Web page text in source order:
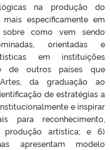
na produção do
especificamente em
como vem sendo
orientadas e
em instituições
de outros países que
da graduação ao
de estratégias a
e inspirar
para reconhecimento,
artística; e 6)
apresentam modelo